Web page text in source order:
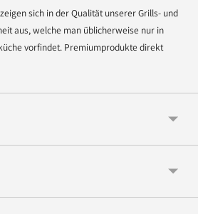
sich in der Qualität unserer Grills- und
aus, welche man üblicherweise nur in
vorfindet. Premiumprodukte direkt